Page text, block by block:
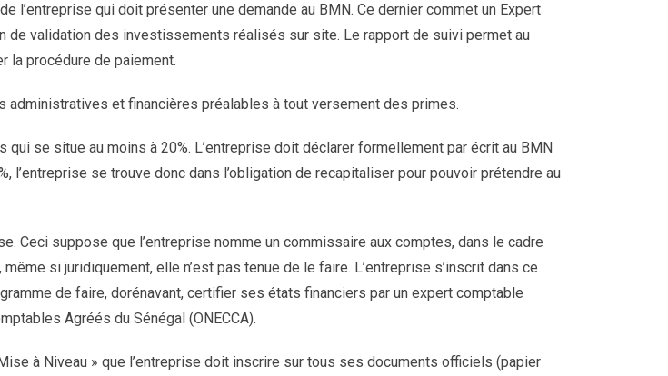
l’entreprise qui doit présenter une demande au BMN. Ce dernier commet un Expert
de validation des investissements réalisés sur site. Le rapport de suivi permet au
la procédure de paiement.
et financières préalables à tout versement des primes.
se situe au moins à 20%. L’entreprise doit déclarer formellement par écrit au BMN
l’entreprise se trouve donc dans l’obligation de recapitaliser pour pouvoir prétendre au
Ceci suppose que l’entreprise nomme un commissaire aux comptes, dans le cadre
si juridiquement, elle n’est pas tenue de le faire. L’entreprise s’inscrit dans ce
de faire, dorénavant, certifier ses états financiers par un expert comptable
Agréés du Sénégal (ONECCA).
à Niveau » que l’entreprise doit inscrire sur tous ses documents officiels (papier